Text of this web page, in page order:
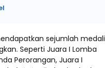
sejumlah medali
Seperti Juara I Lomba
Perorangan, Juara I